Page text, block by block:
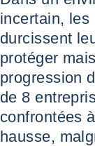
incertain, les
durcissent
protéger
progression
de 8
confrontées
hausse,